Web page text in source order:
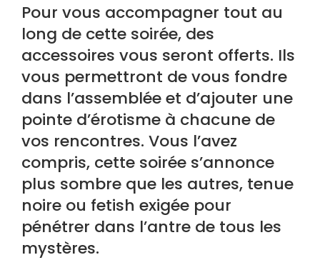
Pour vous accompagner tout au
long de cette soirée, des
accessoires vous seront offerts. Ils
vous permettront de vous fondre
dans l’assemblée et d’ajouter une
pointe d’érotisme à chacune de
vos rencontres. Vous l’avez
compris, cette soirée s’annonce
plus sombre que les autres, tenue
noire ou fetish exigée pour
pénétrer dans l’antre de tous les
mystères.